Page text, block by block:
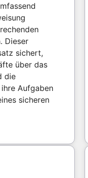
Dieser
sichert,
über das
die
Aufgaben
sicheren